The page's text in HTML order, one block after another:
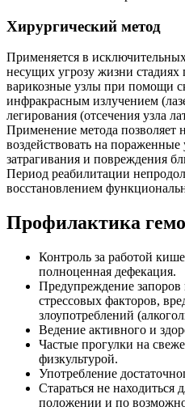
Хирургический метод
Применяется в
несущих угрозу жизни стадиях
варикозные узлы при помощи
инфракрасным излучением
легирования (отсечения узла
Применение метода позволяет
воздействовать на
затрагивания и повреждения
Период реабилитации
восстановлением
Профилактика
Контроль за работой
полноценная дефекация.
Предупреждение
стрессовых факторов,
злоупотреблений
Ведение активного и
Частые прогулки на
физкультурой.
Употребление
Стараться не находиться
положении и по